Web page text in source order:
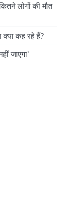
लोगों की मौत
क्या कह रहे हैं?
जाएगा’